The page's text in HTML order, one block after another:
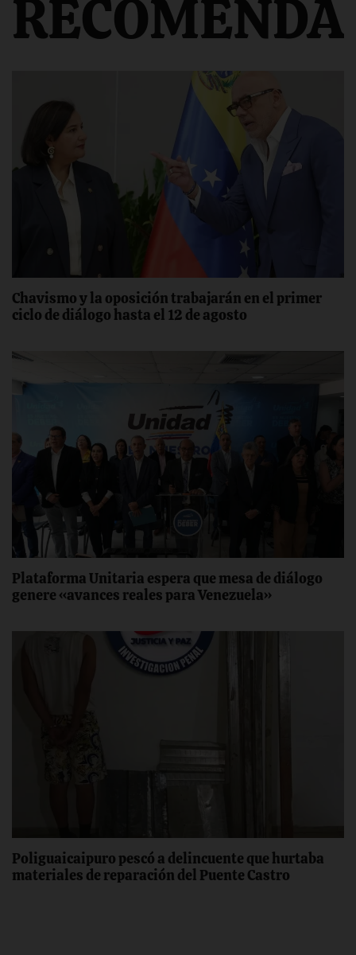
Chavismo y la oposición trabajarán en el primer
ciclo de diálogo hasta el 12 de agosto
Plataforma Unitaria espera que mesa de diálogo
genere «avances reales para Venezuela»
Poliguaicaipuro pescó a delincuente que hurtaba
materiales de reparación del Puente Castro